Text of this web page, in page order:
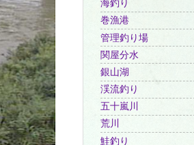
海釣り
巻漁港
管理釣り場
関屋分水
銀山湖
渓流釣り
五十嵐川
荒川
鮭釣り